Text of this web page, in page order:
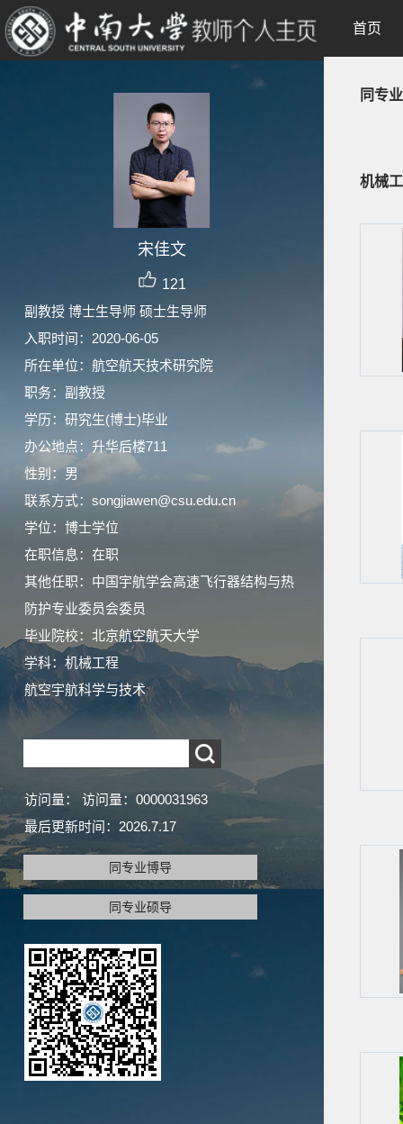
宋佳文
121
副教授 博士生导师 硕士生导师
入职时间：2020-06-05
所在单位：航空航天技术研究院
职务：副教授
学历：研究生(博士)毕业
办公地点：升华后楼711
性别：男
联系方式：songjiawen@csu.edu.cn
学位：博士学位
在职信息：在职
其他任职：中国宇航学会高速飞行器结构与热
防护专业委员会委员
毕业院校：北京航空航天大学
学科：机械工程
航空宇航科学与技术
访问量： 访问量： 0000031963
最后更新时间： 2026.7.17
同专业博导
同专业硕导
首页
同专
机械